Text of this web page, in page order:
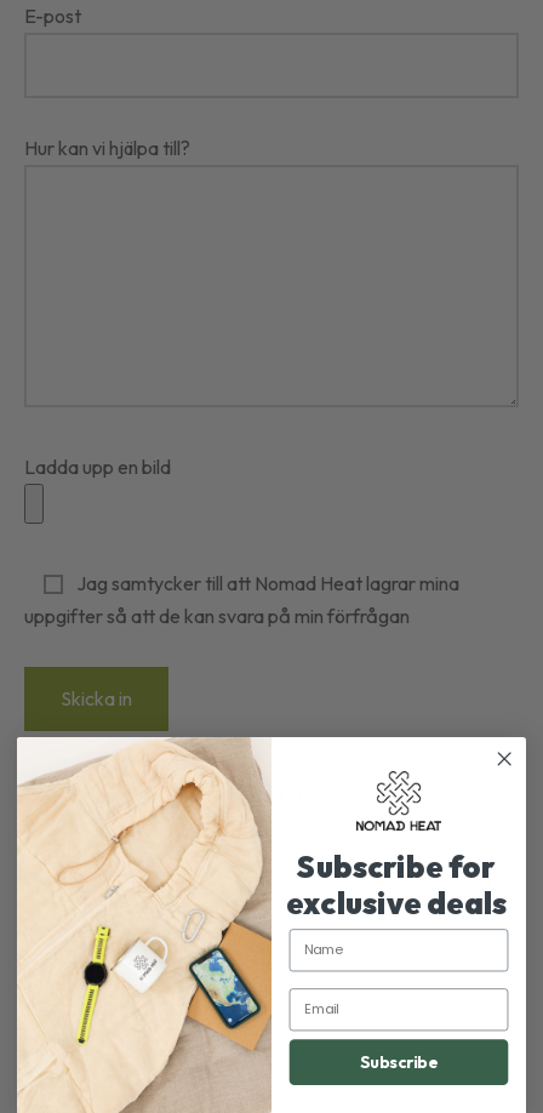
E-post
Hur kan vi hjälpa till?
Ladda upp en bild
Jag samtycker till att Nomad Heat lagrar mina
uppgifter så att de kan svara på min förfrågan
Följ oss
Subscribe for
exclusive deals
Name
Email
Subscribe